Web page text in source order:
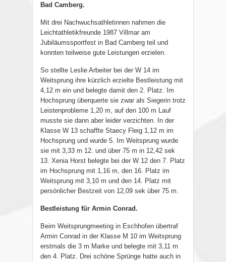
Bad Camberg.
Mit drei Nachwuchsathletinnen nahmen die
Leichtathletikfreunde 1987 Villmar am
Jubiläumssportfest in Bad Camberg teil und
konnten teilweise gute Leistungen erzielen.
So stellte Leslie Arbeiter bei der W 14 im
Weitsprung ihre kürzlich erzielte Bestleistung mit
4,12 m ein und belegte damit den 2. Platz. Im
Hochsprung überquerte sie zwar als Siegerin trotz
Leistenprobleme 1,20 m, auf den 100 m Lauf
musste sie dann aber leider verzichten. In der
Klasse W 13 schaffte Staecy Fleig 1,12 m im
Hochsprung und wurde 5. Im Weitsprung wurde
sie mit 3,33 m 12. und über 75 m in 12,42 sek
13. Xenia Horst belegte bei der W 12 den 7. Platz
im Hochsprung mit 1,16 m, den 16. Platz im
Weitsprung mit 3,10 m und den 14. Platz mit
persönlicher Bestzeit von 12,09 sek über 75 m.
Bestleistung für Armin Conrad.
Beim Weitsprungmeeting in Eschhofen übertraf
Armin Conrad in der Klasse M 10 im Weitsprung
erstmals die 3 m Marke und belegte mit 3,11 m
den 4. Platz. Drei schöne Sprünge hatte auch in